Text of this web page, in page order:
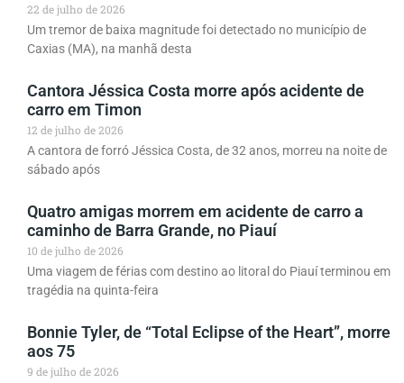
22 de julho de 2026
Um tremor de baixa magnitude foi detectado no município de
Caxias (MA), na manhã desta
Cantora Jéssica Costa morre após acidente de
carro em Timon
12 de julho de 2026
A cantora de forró Jéssica Costa, de 32 anos, morreu na noite de
sábado após
Quatro amigas morrem em acidente de carro a
caminho de Barra Grande, no Piauí
10 de julho de 2026
Uma viagem de férias com destino ao litoral do Piauí terminou em
tragédia na quinta-feira
Bonnie Tyler, de “Total Eclipse of the Heart”, morre
aos 75
9 de julho de 2026